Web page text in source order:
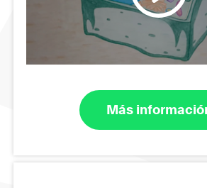
Más